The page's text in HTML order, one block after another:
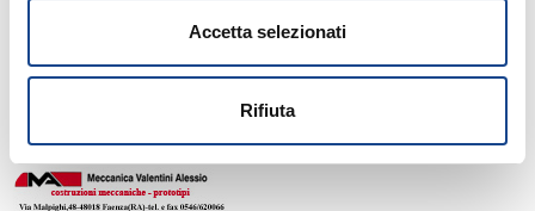
Accetta selezionati
Rifiuta
essenziali per l'adozione di soluzioni di Disaster Recovery."